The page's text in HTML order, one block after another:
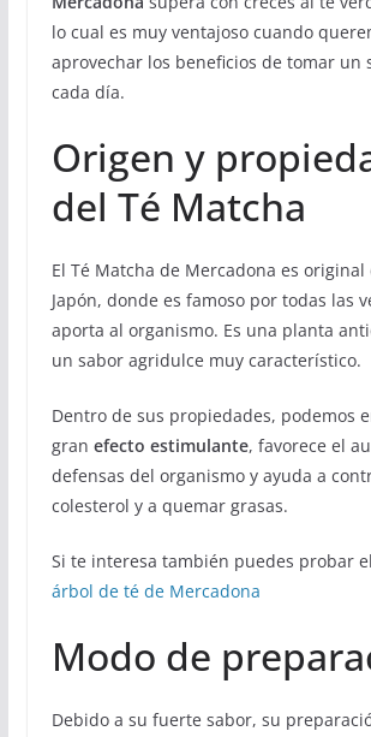
lo cual es muy ventajoso cuando
aprovechar los beneficios de tomar un
cada día.
Origen y
del Té Matcha
El Té Matcha de Mercadona es original
Japón, donde es famoso por todas las
aporta al organismo. Es una planta
un sabor agridulce muy característico.
Dentro de sus propiedades, podemos
gran efecto estimulante, favorece el
defensas del organismo y ayuda a
colesterol y a quemar grasas.
Si te interesa también puedes probar el
árbol de té de Mercadona
Modo de
Debido a su fuerte sabor, su